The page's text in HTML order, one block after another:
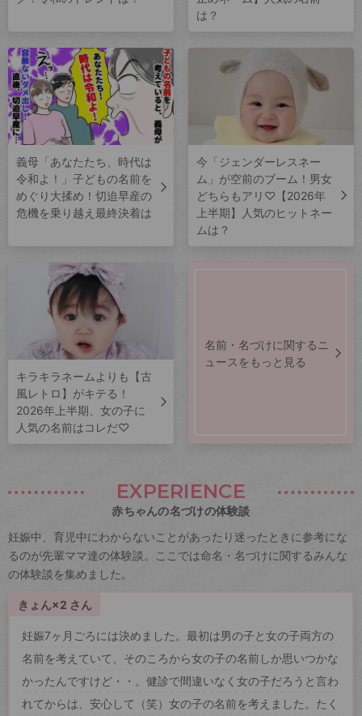
は？
義母「あなたたち、時代は
令和よ！」子どもの名前を
めぐり大揉め！切迫早産の
危機を乗り越え最終決着は
今「ジェンダーレスネー
ム」が空前のブーム！男女
どちらもアリ♡【2026年
上半期】人気のヒットネー
ムは？
キラキラネームよりも【古
風レトロ】がキテる！
2026年上半期、女の子に
人気の名前はコレだ♡
名前・名づけに関するニ
ュースをもっと見る
EXPERIENCE
赤ちゃんの名づけの体験談
妊娠中、育児中にわからないことがあったり迷ったときに参考にな
るのが先輩ママ達の体験談。ここでは命名・名づけに関するみんな
の体験談を集めました。
きょん×2 さん
妊娠7ヶ月ごろには決めました。最初は男の子と女の子両方の
名前を考えていて、そのころから女の子の名前しか思いつかな
かったんですけど・・。健診で間違いなく女の子だろうと言わ
れてからは、安心して（笑）女の子の名前を考えました。たく